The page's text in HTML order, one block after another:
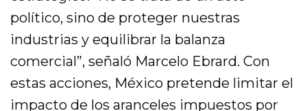
político, sino de proteger nuestras
industrias y equilibrar la balanza
comercial”, señaló Marcelo Ebrard. Con
estas acciones, México pretende limitar el
impacto de los aranceles impuestos por